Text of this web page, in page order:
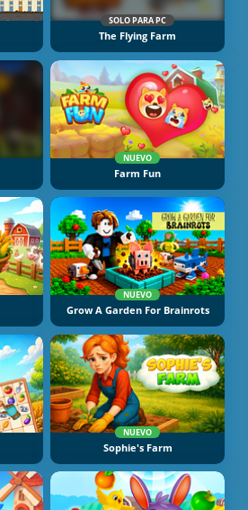
SOLO PARA PC
The Flying Farm
NUEVO
Farm Fun
NUEVO
Grow A Garden For Brainrots
NUEVO
Sophie's Farm